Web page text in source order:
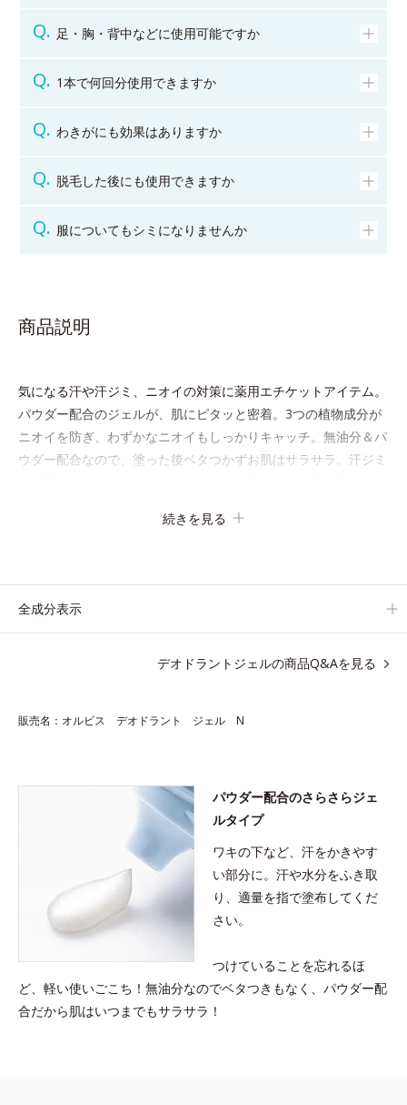
足・胸・背中などに使用可能ですか
1本で何回分使用できますか
わきがにも効果はありますか
脱毛した後にも使用できますか
服についてもシミになりませんか
商品説明
気になる汗や汗ジミ、ニオイの対策に薬用エチケットアイテム。
パウダー配合のジェルが、肌にピタッと密着。3つの植物成分が
ニオイを防ぎ、わずかなニオイもしっかりキャッチ。無油分＆パ
ウダー配合なので、塗った後ベタつかずお肌はサラサラ。汗ジミ
ではの確かな効果と快適な使いごこちのデオドラント剤です。
●無油分、無香料、無着色 ●マツリカエキス配合＝ひきしめ効果のあ
※アレルギーテスト済＝全ての方にアレルギーが起こらないという
続きを見る
全成分表示
デオドラントジェルの商品Q&Aを見る
販売名：オルビス デオドラント ジェル N
パウダー配合のさらさらジェ
ルタイプ
ワキの下など、汗をかきやす
い部分に。汗や水分をふき取
り、適量を指で塗布してくだ
さい。
つけていることを忘れるほ
ど、軽い使いごこち！無油分なのでベタつきもなく、パウダー配
合だから肌はいつまでもサラサラ！